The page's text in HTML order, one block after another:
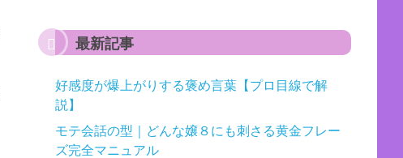
最新記事
好感度が爆上がりする褒め言葉【プロ目線で解
説】
モテ会話の型｜どんな嬢８にも刺さる黄金フレー
ズ完全マニュアル